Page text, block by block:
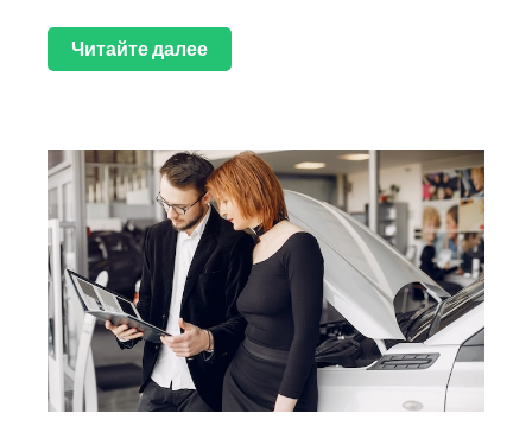
Читайте далее